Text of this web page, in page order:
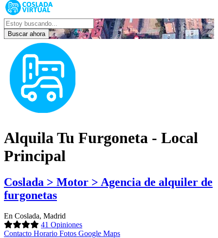
Buscar ahora
Alquila Tu Furgoneta - Local
Principal
Coslada > Motor > Agencia de alquiler de
furgonetas
En Coslada, Madrid
41 Opiniones
Contacto Horario Fotos Google Maps